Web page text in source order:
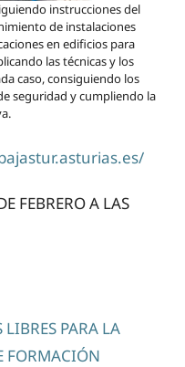
instrucciones del
de instalaciones
en edificios para
las técnicas y los
caso, consiguiendo los
seguridad y cumpliendo la
FEBRERO A LAS
PARA LA
FORMACIÓN